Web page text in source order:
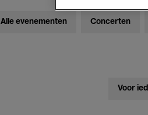
Alle evenementen Concerten
Voor